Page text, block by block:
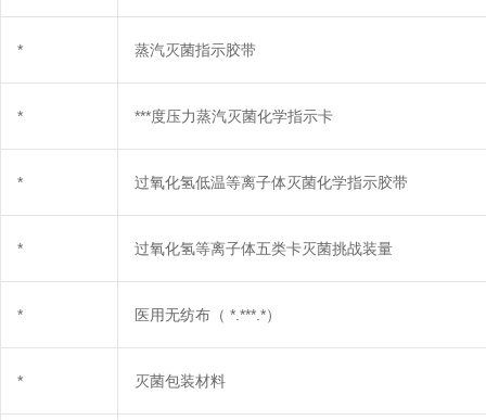
* 蒸汽灭菌指示胶带
* ***度压力蒸汽灭菌化学指示卡
* 过氧化氢低温等离子体灭菌化学指示胶带
* 过氧化氢等离子体五类卡灭菌挑战装量
* 医用无纺布（ *.***.*）
* 灭菌包装材料